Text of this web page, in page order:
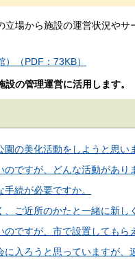
場から施設の運営状況や
（PDF：73KB）
の管理運営に活用します。
の美化活動をしようと思い
ですが、どんな活動があり
続が必要ですか。
ご近所のかたと一緒に新し
ですが、市で設置してもら
入ろうと思っていますが、